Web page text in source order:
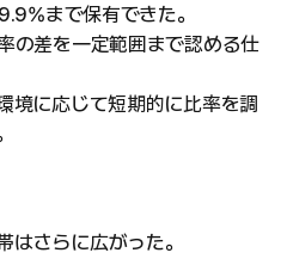
まで保有できた。
の差を一定範囲まで認める仕
境に応じて短期的に比率を調
はさらに広がった。